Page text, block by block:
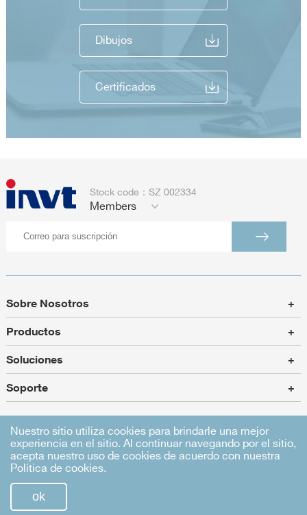
Dibujos
Certificados
Stock code：SZ 002334
Members
Sobre Nosotros +
Productos +
Soluciones +
Soporte +
Mapa del sitio | Sentencia legal | privacidad política
Nuestro sitio utiliza cookies para brindarle una mejor
experiencia en el sitio. Al continuar navegando por el sitio,
acepta nuestro uso de cookies de acuerdo con nuestra
Política de cookies.
ok